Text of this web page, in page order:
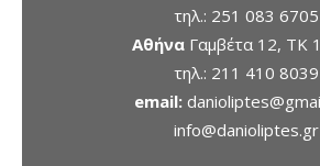
τηλ.: 251 083 6705
ΑθήναΓαμβέτα 12, ΤΚ
τηλ.: 211 410 8039
email:
info@danioliptes.gr